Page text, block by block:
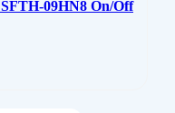
09HN8 On/Off